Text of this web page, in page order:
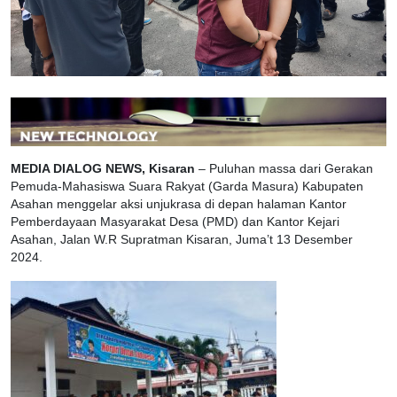
MEDIA DIALOG NEWS, Kisaran – Puluhan massa dari Gerakan
Pemuda-Mahasiswa Suara Rakyat (Garda Masura) Kabupaten
Asahan menggelar aksi unjukrasa di depan halaman Kantor
Pemberdayaan Masyarakat Desa (PMD) dan Kantor Kejari
Asahan, Jalan W.R Supratman Kisaran, Juma’t 13 Desember
2024.